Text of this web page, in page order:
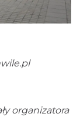
2026-08-22
organizatora